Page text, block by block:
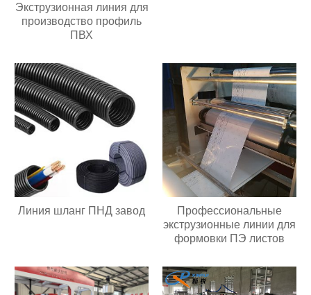
Экструзионная линия для
производство профиль
ПВХ
Линия шланг ПНД завод
Профессиональные
экструзионные линии для
формовки ПЭ листов